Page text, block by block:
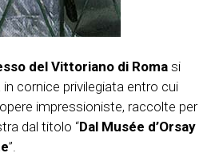
del Vittoriano di Roma si
cornice privilegiata entro cui
impressioniste, raccolte per
dal titolo “Dal Musée d’Orsay
”.